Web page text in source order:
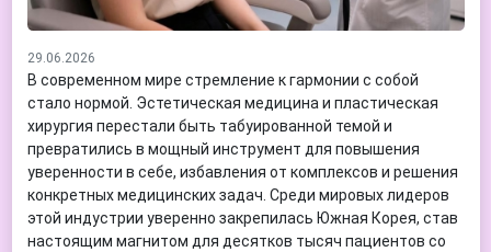
29.06.2026
В современном мире стремление к гармонии с собой
стало нормой. Эстетическая медицина и пластическая
хирургия перестали быть табуированной темой и
превратились в мощный инструмент для повышения
уверенности в себе, избавления от комплексов и решения
конкретных медицинских задач. Среди мировых лидеров
этой индустрии уверенно закрепилась Южная Корея, став
настоящим магнитом для десятков тысяч пациентов со